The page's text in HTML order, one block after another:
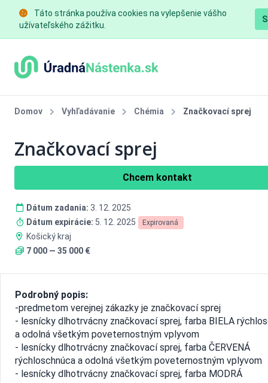
Táto stránka používa cookies na vylepšenie vášho
užívateľského zážitku.
Domov Vyhľadávanie Chémia Značkovací sprej
Značkovací sprej
Chcem kontakt
Dátum zadania: 3. 12. 2025
Dátum expirácie: 5. 12. 2025 Expirovaná
Košický kraj
7 000 — 35 000 €
Podrobný popis:
-predmetom verejnej zákazky je značkovací sprej
- lesnícky dlhotrvácny značkovací sprej, farba BIELA
a odolná všetkým poveternostným vplyvom
- lesnícky dlhotrvácny značkovací sprej, farba ČERVENÁ
rýchloschnúca a odolná všetkým poveternostným vplyvom
- lesnícky dlhotrvácny značkovací sprej, farba MODRÁ